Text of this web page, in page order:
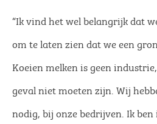
“Ik vind het wel belangrijk dat
om te laten zien dat we een
Koeien melken is geen
geval niet moeten zijn. Wij
nodig, bij onze bedrijven. Ik ben